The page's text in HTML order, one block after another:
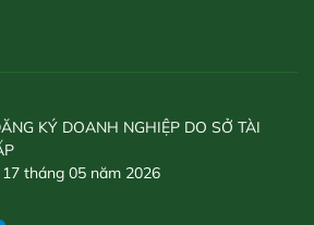
KÝ DOANH NGHIỆP DO SỞ TÀI
tháng 05 năm 2026